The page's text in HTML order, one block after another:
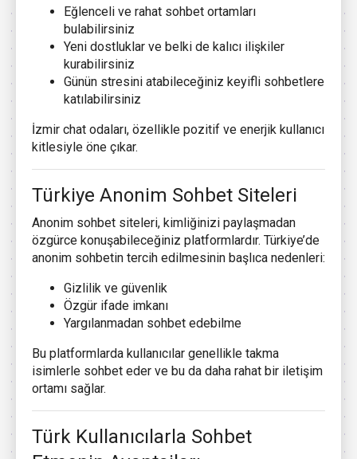
Eğlenceli ve rahat sohbet ortamları
bulabilirsiniz
Yeni dostluklar ve belki de kalıcı ilişkiler
kurabilirsiniz
Günün stresini atabileceğiniz keyifli sohbetlere
katılabilirsiniz
İzmir chat odaları, özellikle pozitif ve enerjik kullanıcı
kitlesiyle öne çıkar.
Türkiye Anonim Sohbet Siteleri
Anonim sohbet siteleri, kimliğinizi paylaşmadan
özgürce konuşabileceğiniz platformlardır. Türkiye’de
anonim sohbetin tercih edilmesinin başlıca nedenleri:
Gizlilik ve güvenlik
Özgür ifade imkanı
Yargılanmadan sohbet edebilme
Bu platformlarda kullanıcılar genellikle takma
isimlerle sohbet eder ve bu da daha rahat bir iletişim
ortamı sağlar.
Türk Kullanıcılarla Sohbet